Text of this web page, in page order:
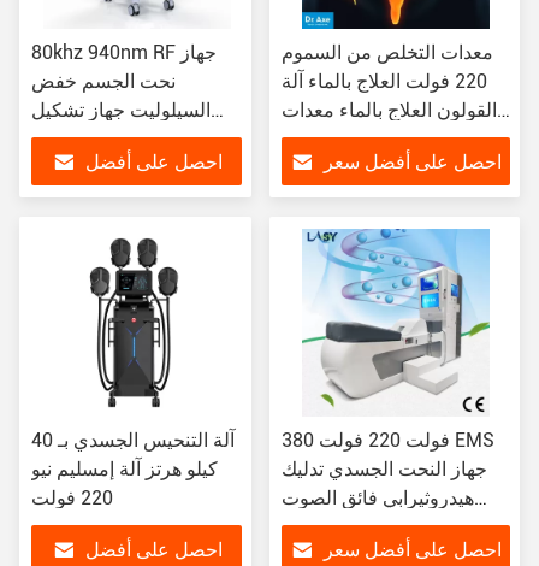
80khz 940nm RF جهاز
نحت الجسم خفض
السيلوليت جهاز تشكيل
الفراغ
احصل على أفضل
معدات التخلص من السموم
220 فولت العلاج بالماء آلة
القولون العلاج بالماء معدات
النحت الجسم القولون
احصل على أفضل سعر
آلة التنحيس الجسدي بـ 40
كيلو هرتز آلة إمسليم نيو
220 فولت
احصل على أفضل
380 فولت 220 فولت EMS
جهاز النحت الجسدي تدليك
هيدروثيرابي فائق الصوت
لجهاز ري الأمعاء
احصل على أفضل سعر